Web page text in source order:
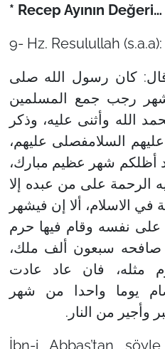
* Recep Ayının Değeri…
9- Hz. Resulullah (s.a.a):
كان رسول الله صلى
شهر رجب جمع المسلمين
الله وأثنى عليه، وذكر
السلامفصلى عليهم،
أظلكم شهر عظيم مبارك،
على من عبده إلا
الاسلام، ألا إن فيشهر
نفسه وقام فيها حرم
صافحه سبعون ألف ملك،
مثله، فان عاد عادت
يوما واحدا من شهر
وأجير من النار.
İbn-i Abbas’tan